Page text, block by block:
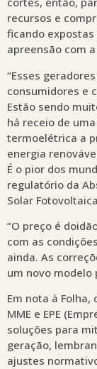
recursos e
ficando expostas
apreensão com
“Esses
consumidores e
Estão sendo
há receio de
termoelétrica a
energia
É o pior dos
regulatório da
Solar
“O preço é
com as
ainda. As
um novo modelo
Em nota à Folha,
MME e EPE
soluções para
geração,
ajustes